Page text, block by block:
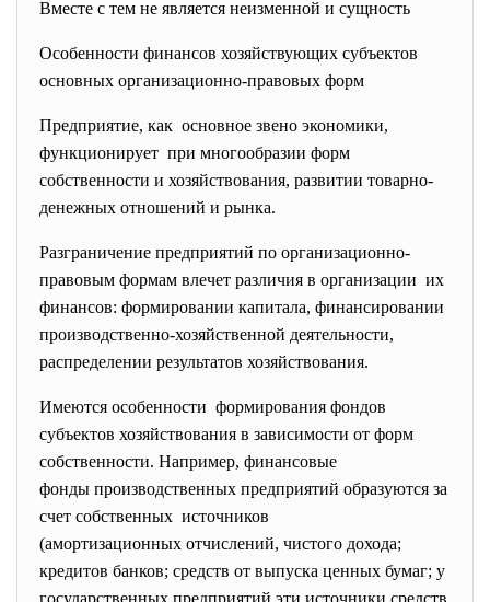
Вместе с тем не является неизменной и сущность
Особенности финансов хозяйствующих субъектов
основных организационно-правовых форм
Предприятие, как основное звено экономики,
функционирует при многообразии форм
собственности и хозяйствования, развитии товарно-
денежных отношений и рынка.
Разграничение предприятий по организационно-
правовым формам влечет различия в организации их
финансов: формировании капитала, финансировании
производственно-хозяйственной деятельности,
распределении результатов хозяйствования.
Имеются особенности формирования фондов
субъектов хозяйствования в зависимости от форм
собственности. Например, финансовые
фонды производственных предприятий образуются за
счет собственных источников
(амортизационных отчислений, чистого дохода;
кредитов банков; средств от выпуска ценных бумаг; у
государственных предприятий эти источники средств